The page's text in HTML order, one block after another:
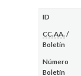
ID
CC.AA. /
Boletín
Número
Boletín